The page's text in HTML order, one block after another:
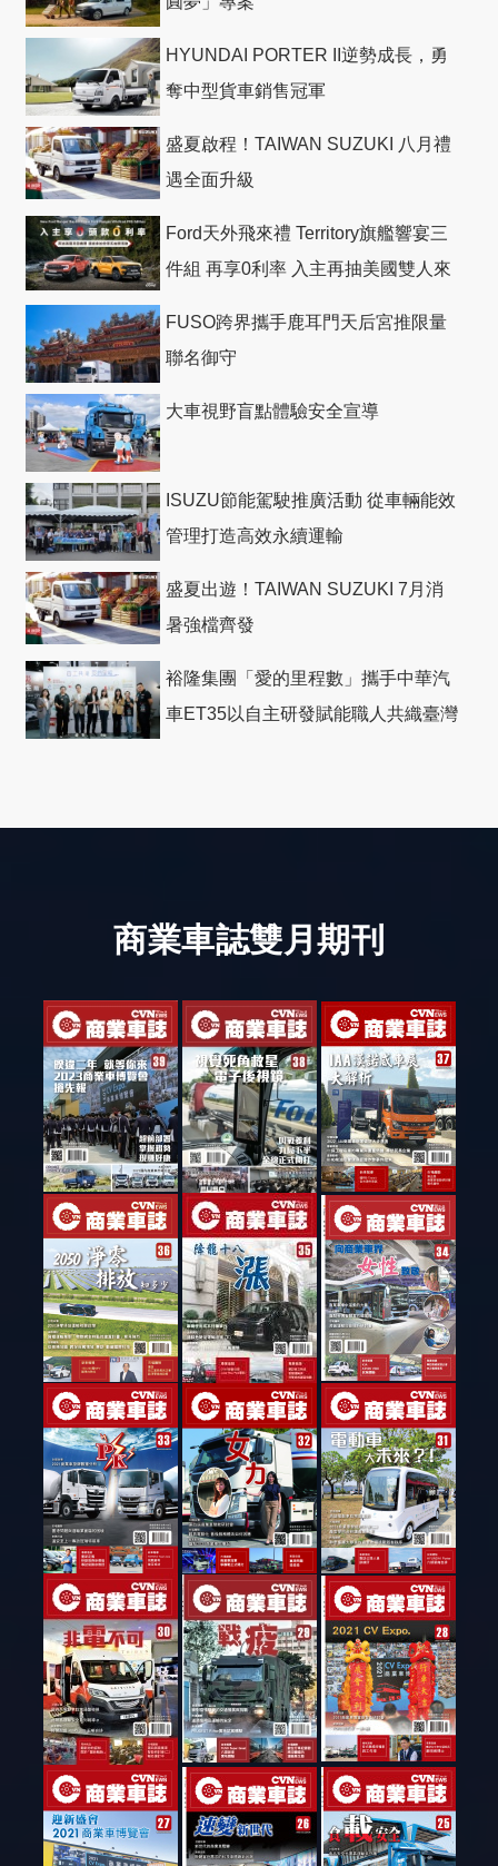
HYUNDAI PORTER II逆勢成長，勇
奪中型貨車銷售冠軍
盛夏啟程！TAIWAN SUZUKI 八月禮
遇全面升級
Ford天外飛來禮 Territory旗艦響宴三
件組 再享0利率 入主再抽美國雙人來
FUSO跨界攜手鹿耳門天后宮推限量
聯名御守
大車視野盲點體驗安全宣導
ISUZU節能駕駛推廣活動 從車輛能效
管理打造高效永續運輸
盛夏出遊！TAIWAN SUZUKI 7月消
暑強檔齊發
裕隆集團「愛的里程數」攜手中華汽
車ET35以自主研發賦能職人共織臺灣
商業車誌雙月期刊